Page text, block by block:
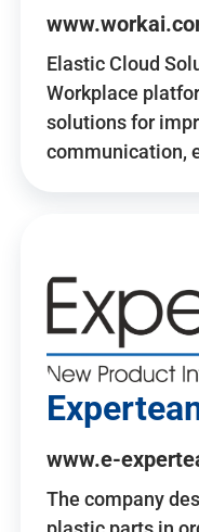
Elastic Cloud
Workplace
solutions for
communication,
www.e-
The company